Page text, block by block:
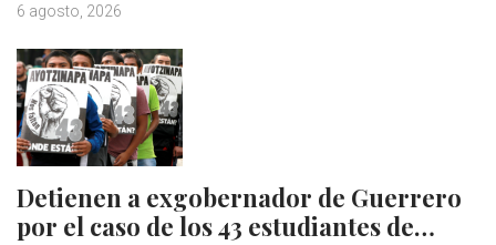
6 agosto, 2026
Detienen a exgobernador de Guerrero
por el caso de los 43 estudiantes de…